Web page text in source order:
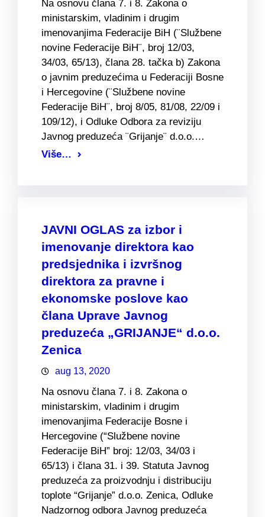
Na osnovu člana 7. i 8. Zakona o
ministarskim, vladinim i drugim
imenovanjima Federacije BiH (¨Službene
novine Federacije BiH¨, broj 12/03,
34/03, 65/13), člana 28. tačka b) Zakona
o javnim preduzećima u Federaciji Bosne
i Hercegovine (¨Službene novine
Federacije BiH¨, broj 8/05, 81/08, 22/09 i
109/12), i Odluke Odbora za reviziju
Javnog preduzeća ¨Grijanje¨ d.o.o.…
Više…
JAVNI OGLAS za izbor i
imenovanje direktora kao
predsjednika i izvršnog
direktora za pravne i
ekonomske poslove kao
člana Uprave Javnog
preduzeća „GRIJANJE“ d.o.o.
Zenica
aug 13, 2020
Na osnovu člana 7. i 8. Zakona o
ministarskim, vladinim i drugim
imenovanjima Federacije Bosne i
Hercegovine (“Službene novine
Federacije BiH” broj: 12/03, 34/03 i
65/13) i člana 31. i 39. Statuta Javnog
preduzeća za proizvodnju i distribuciju
toplote “Grijanje” d.o.o. Zenica, Odluke
Nadzornog odbora Javnog preduzeća